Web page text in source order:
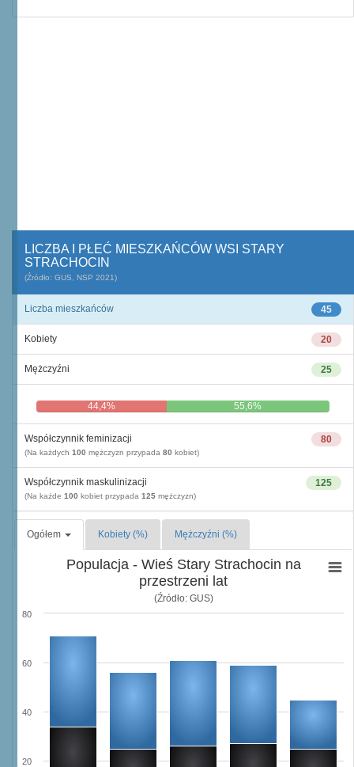
LICZBA I PŁEĆ MIESZKAŃCÓW WSI STARY
STRACHOCIN
(Źródło: GUS, NSP 2021)
45
Liczba mieszkańców
20
Kobiety
25
Mężczyźni
44,4% 55,6%
80
Współczynnik feminizacji
(Na każdych 100 mężczyzn przypada 80 kobiet)
125
Współczynnik maskulinizacji
(Na każde 100 kobiet przypada 125 mężczyzn)
Ogółem Kobiety (%) Mężczyźni (%)
Populacja - Wieś Stary Strachocin na
przestrzeni lat
(Źródło: GUS)
20
40
60
80